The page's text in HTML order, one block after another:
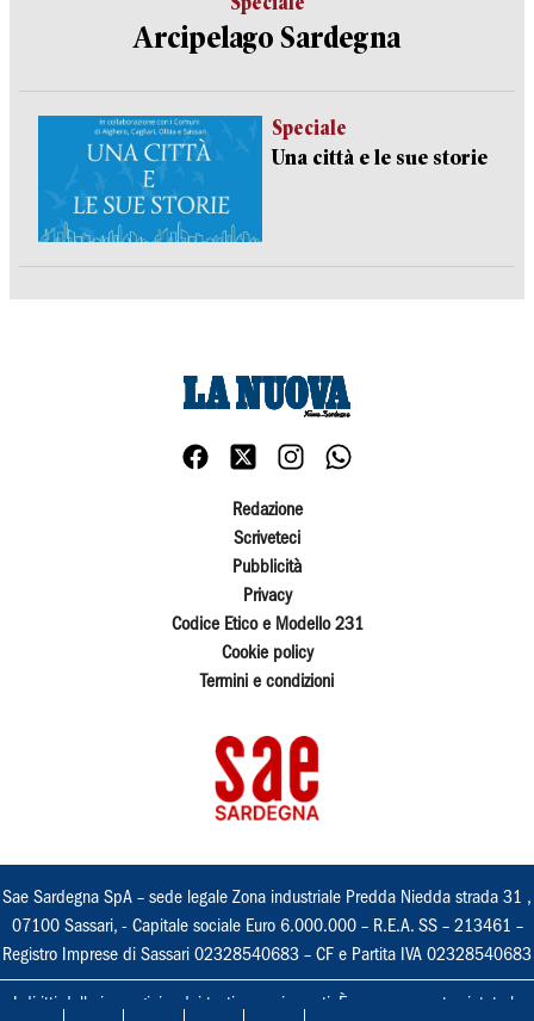
Arcipelago Sardegna
Speciale
Una città e le sue storie
Redazione
Scriveteci
Pubblicità
Privacy
Codice Etico e Modello 231
Cookie policy
Termini e condizioni
Sae Sardegna SpA – sede legale Zona industriale Predda Niedda strada 31 ,
07100 Sassari, - Capitale sociale Euro 6.000.000 – R.E.A. SS – 213461 –
Registro Imprese di Sassari 02328540683 – CF e Partita IVA 02328540683
I diritti delle immagini e dei testi sono riservati. È espressamente vietata la